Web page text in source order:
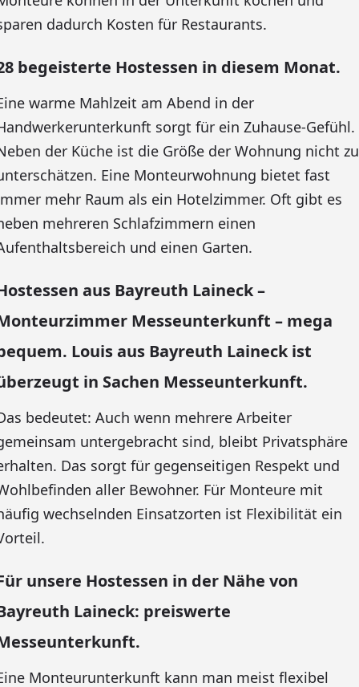
dadurch Kosten für Restaurants.
begeisterte Hostessen in diesem Monat.
warme Mahlzeit am Abend in der
sorgt für ein Zuhause-Gefühl.
der Küche ist die Größe der Wohnung nicht zu
Eine Monteurwohnung bietet fast
mehr Raum als ein Hotelzimmer. Oft gibt es
mehreren Schlafzimmern einen
und einen Garten.
aus Bayreuth Laineck –
Messeunterkunft – mega
Louis aus Bayreuth Laineck ist
in Sachen Messeunterkunft.
bedeutet: Auch wenn mehrere Arbeiter
untergebracht sind, bleibt Privatsphäre
Das sorgt für gegenseitigen Respekt und
aller Bewohner. Für Monteure mit
wechselnden Einsatzorten ist Flexibilität ein
unsere Hostessen in der Nähe von
Laineck: preiswerte
Monteurunterkunft kann man meist flexibel